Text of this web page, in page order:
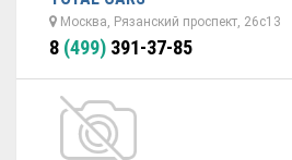
Москва, Рязанский проспект, 26с13
8 (499) 391-37-85